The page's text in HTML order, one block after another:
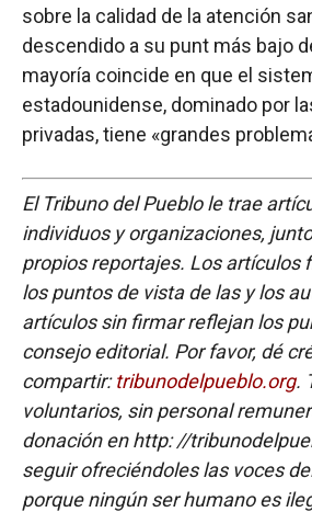
sobre la calidad de la atención
descendido a su punt más bajo
mayoría coincide en que el
estadounidense, dominado por
privadas, tiene «grandes
El Tribuno del Pueblo le trae
individuos y organizaciones,
propios reportajes. Los artículos
los puntos de vista de las y los
artículos sin firmar reflejan los
consejo editorial. Por favor, dé
compartir:tribunodelpueblo.org.
voluntarios, sin personal
donación en http: //
seguir ofreciéndoles las voces
porque ningún ser humano es